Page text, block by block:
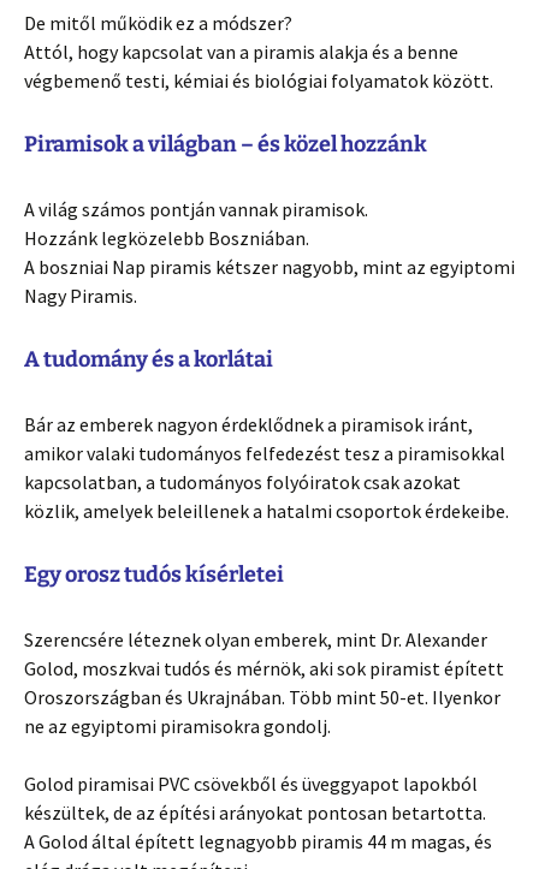
De mitől működik ez a módszer?
Attól, hogy kapcsolat van a piramis alakja és a benne
végbemenő testi, kémiai és biológiai folyamatok között.
Piramisok a világban – és közel hozzánk
A világ számos pontján vannak piramisok.
Hozzánk legközelebb Boszniában.
A boszniai Nap piramis kétszer nagyobb, mint az egyiptomi
Nagy Piramis.
A tudomány és a korlátai
Bár az emberek nagyon érdeklődnek a piramisok iránt,
amikor valaki tudományos felfedezést tesz a piramisokkal
kapcsolatban, a tudományos folyóiratok csak azokat
közlik, amelyek beleillenek a hatalmi csoportok érdekeibe.
Egy orosz tudós kísérletei
Szerencsére léteznek olyan emberek, mint Dr. Alexander
Golod, moszkvai tudós és mérnök, aki sok piramist épített
Oroszországban és Ukrajnában. Több mint 50-et. Ilyenkor
ne az egyiptomi piramisokra gondolj.
Golod piramisai PVC csövekből és üveggyapot lapokból
készültek, de az építési arányokat pontosan betartotta.
A Golod által épített legnagyobb piramis 44 m magas, és